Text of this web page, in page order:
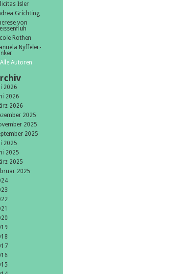
Isler
Grichting
von
Rothen
Nyffeler-
Alle Autoren
2026
2026
2026
2025
2025
2025
2025
2025
2025
2025